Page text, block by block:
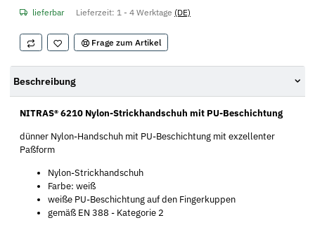
lieferbar Lieferzeit: 1 - 4 Werktage (DE)
Frage zum Artikel
Beschreibung
NITRAS® 6210 Nylon-Strickhandschuh mit PU-Beschichtung
dünner Nylon-Handschuh mit PU-Beschichtung mit exzellenter
Paßform
Nylon-Strickhandschuh
Farbe: weiß
weiße PU-Beschichtung auf den Fingerkuppen
gemäß EN 388 - Kategorie 2